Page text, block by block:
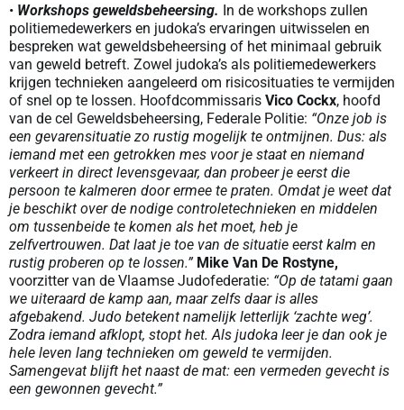
• Workshops geweldsbeheersing. In de workshops zullen
politiemedewerkers en judoka’s ervaringen uitwisselen en
bespreken wat geweldsbeheersing of het minimaal gebruik
van geweld betreft. Zowel judoka’s als politiemedewerkers
krijgen technieken aangeleerd om risicosituaties te vermijden
of snel op te lossen. Hoofdcommissaris Vico Cockx, hoofd
van de cel Geweldsbeheersing, Federale Politie: “Onze job is
een gevarensituatie zo rustig mogelijk te ontmijnen. Dus: als
iemand met een getrokken mes voor je staat en niemand
verkeert in direct levensgevaar, dan probeer je eerst die
persoon te kalmeren door ermee te praten. Omdat je weet dat
je beschikt over de nodige controletechnieken en middelen
om tussenbeide te komen als het moet, heb je
zelfvertrouwen. Dat laat je toe van de situatie eerst kalm en
rustig proberen op te lossen.” Mike Van De Rostyne,
voorzitter van de Vlaamse Judofederatie: “Op de tatami gaan
we uiteraard de kamp aan, maar zelfs daar is alles
afgebakend. Judo betekent namelijk letterlijk ‘zachte weg’.
Zodra iemand afklopt, stopt het. Als judoka leer je dan ook je
hele leven lang technieken om geweld te vermijden.
Samengevat blijft het naast de mat: een vermeden gevecht is
een gewonnen gevecht.”